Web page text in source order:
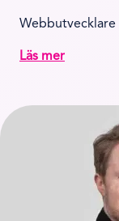
Webbutvecklare
Läs mer